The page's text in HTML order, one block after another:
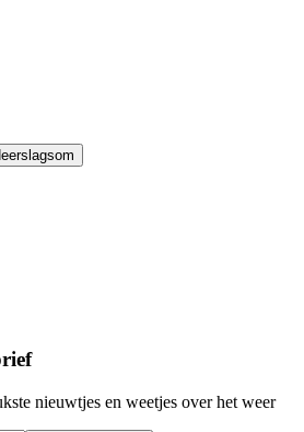
nieuwtjes en weetjes over het weer